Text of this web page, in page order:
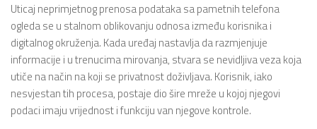
Uticaj neprimjetnog prenosa podataka sa pametnih telefona
ogleda se u stalnom oblikovanju odnosa između korisnika i
digitalnog okruženja. Kada uređaj nastavlja da razmjenjuje
informacije i u trenucima mirovanja, stvara se nevidljiva veza koja
utiče na način na koji se privatnost doživljava. Korisnik, iako
nesvjestan tih procesa, postaje dio šire mreže u kojoj njegovi
podaci imaju vrijednost i funkciju van njegove kontrole.